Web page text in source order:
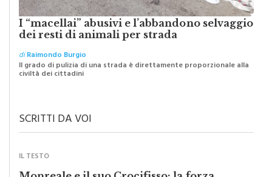
I “macellai” abusivi e l’abbandono selvaggio
dei resti di animali per strada
diRaimondo Burgio
Il grado di pulizia di una strada è direttamente proporzionale alla
civiltà dei cittadini
SCRITTI DA VOI
IL TESTO